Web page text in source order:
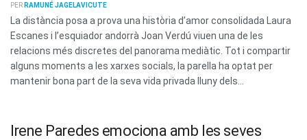
PER RAMUNÉ JAGELAVICUTE
La distància posa a prova una història d’amor consolidada Laura
Escanes i l’esquiador andorrà Joan Verdú viuen una de les
relacions més discretes del panorama mediàtic. Tot i compartir
alguns moments a les xarxes socials, la parella ha optat per
mantenir bona part de la seva vida privada lluny dels...
Irene Paredes emociona amb les seves